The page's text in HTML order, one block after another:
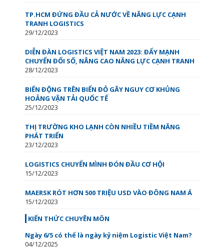
TP.HCM ĐỨNG ĐẦU CẢ NƯỚC VỀ NĂNG LỰC CẠNH
TRANH LOGISTICS
29/12/2023
DIỄN ĐÀN LOGISTICS VIỆT NAM 2023: ĐẨY MẠNH
CHUYỂN ĐỔI SỐ, NÂNG CAO NĂNG LỰC CẠNH TRANH
28/12/2023
BIẾN ĐỘNG TRÊN BIỂN ĐỎ GÂY NGUY CƠ KHỦNG
HOẢNG VẬN TẢI QUỐC TẾ
25/12/2023
THỊ TRƯỜNG KHO LẠNH CÒN NHIỀU TIỀM NĂNG
PHÁT TRIỂN
23/12/2023
LOGISTICS CHUYỂN MÌNH ĐÓN ĐẦU CƠ HỘI
15/12/2023
MAERSK RÓT HƠN 500 TRIỆU USD VÀO ĐÔNG NAM Á
15/12/2023
KIẾN THỨC CHUYÊN MÔN
Ngày 6/5 có thể là ngày kỷ niệm Logistic Việt Nam?
04/12/2025